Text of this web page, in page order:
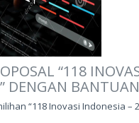
“118
DENGAN
“118 Inovasi Indonesia –